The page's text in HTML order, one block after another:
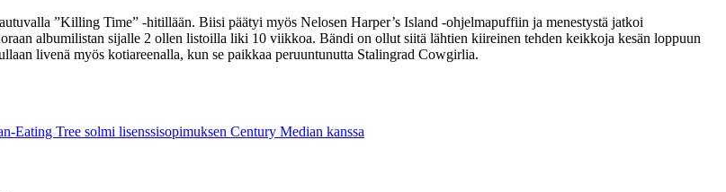
”Killing Time” -hitillään. Biisi päätyi myös Nelosen Harper’s Island -ohjelmapuffiin ja menestystä jatkoi
albumilistan sijalle 2 ollen listoilla liki 10 viikkoa. Bändi on ollut siitä lähtien kiireinen tehden keikkoja kesän loppuun
livenä myös kotiareenalla, kun se paikkaa peruuntunutta Stalingrad Cowgirlia.
Eating Tree solmi lisenssisopimuksen Century Median kanssa